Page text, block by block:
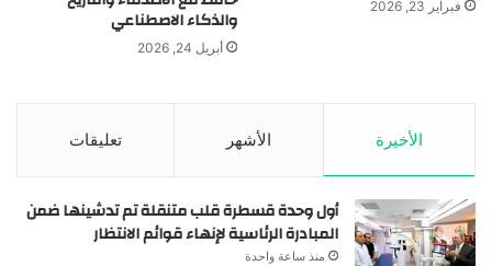
فبراير 23, 2026
والذكاء الاصطناعي
أبريل 24, 2026
الأخيرة الأشهر تعليقات
أول وحدة قسطرة قلب متنقلة تم تدشينها ضمن
المبادرة الرئاسية لإنهاء قوائم الانتظار
منذ ساعة واحدة